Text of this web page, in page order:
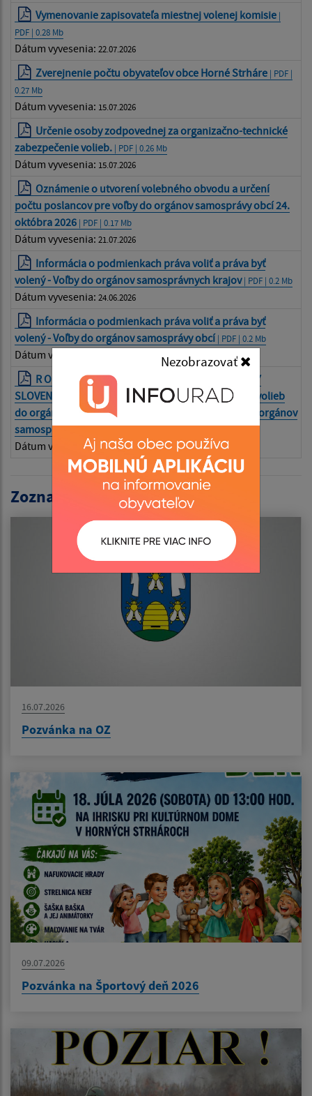
Nezobrazovať
Vymenovanie zapisovateľa miestnej volenej komisie |
PDF | 0.28 Mb
Dátum vyvesenia: 22.07.2026
Zverejnenie počtu obyvateľov obce Horné Strháre | PDF |
0.27 Mb
Dátum vyvesenia: 15.07.2026
Určenie osoby zodpovednej za organizačno-technické
zabezpečenie volieb. | PDF | 0.26 Mb
Dátum vyvesenia: 15.07.2026
Oznámenie o utvorení volebného obvodu a určení
počtu poslancov pre voľby do orgánov samosprávy obcí 24.
októbra 2026 | PDF | 0.17 Mb
Dátum vyvesenia: 21.07.2026
Informácia o podmienkach práva voliť a práva byť
volený - Voľby do orgánov samosprávnych krajov| PDF | 0.2 Mb
Dátum vyvesenia: 24.06.2026
Informácia o podmienkach práva voliť a práva byť
volený - Voľby do orgánov samosprávy obcí| PDF | 0.2 Mb
Dátum vyvesenia:
R O Z H O D N U T I E PREDSEDU NÁRODNEJ RADY
SLOVENSKEJ REPUBLIKY z 23. júna 2026 o vyhlásení volieb
do orgánov samosprávy obcí a o vyhlásení volieb do orgánov
samosprávnych krajov| PDF | 0.18 Mb
Dátum vyvesenia: 24.06.2026
Zoznam aktualít:
16.07.2026
Pozvánka na OZ
09.07.2026
Pozvánka na Športový deň 2026